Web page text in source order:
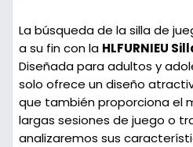
La búsqueda de la silla de
a su fin con la HLFURNIEU
Diseñada para adultos y
solo ofrece un diseño
que también proporciona el
largas sesiones de juego o
analizaremos sus